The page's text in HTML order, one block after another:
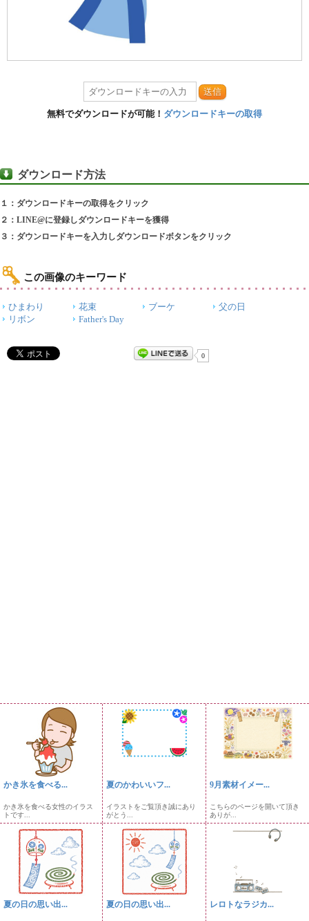
送信
無料でダウンロードが可能！ ダウンロードキーの取得
ダウンロード方法
１：ダウンロードキーの取得をクリック
２：LINE@に登録しダウンロードキーを獲得
３：ダウンロードキーを入力しダウンロードボタンをクリック
この画像のキーワード
ひまわり 花束 ブーケ
父の日
リボン
Father's Day
0
かき氷を食べる...
かき氷を食べる女性のイラス
トです...
夏のかわいいフ...
イラストをご覧頂き誠にあり
がとう...
9月素材イメー...
こちらのページを開いて頂き
ありが...
夏の日の思い出... 夏の日の思い出... レロトなラジカ...